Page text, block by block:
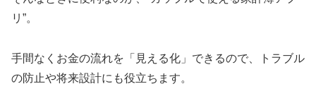
リ”。
手間なくお金の流れを「見える化」できるので、トラブル
の防止や将来設計にも役立ちます。